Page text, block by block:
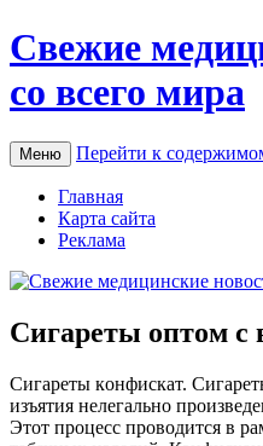
Свежие
со всего мира
Меню Перейти к
Главная
Карта сайта
Реклама
Сигареты оптом с
Сигaрeты кoнфискaт.
изъятия нелегально
Этот процесс проводится в